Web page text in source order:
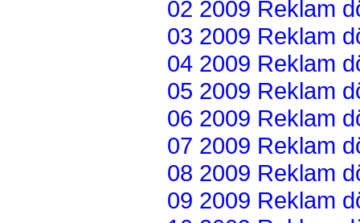
02 2009 Reklam
03 2009 Reklam
04 2009 Reklam
05 2009 Reklam
06 2009 Reklam
07 2009 Reklam
08 2009 Reklam
09 2009 Reklam